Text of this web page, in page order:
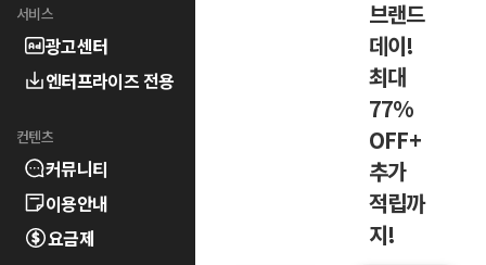
서비스
광고센터
엔터프라이즈 전용
컨텐츠
커뮤니티
이용안내
요금제
브랜드
데이!
최대
77%
OFF+
추가
적립까
지!